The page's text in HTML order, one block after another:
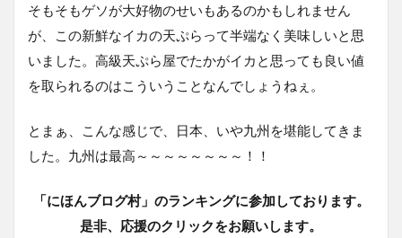
そもそもゲソが大好物のせいもあるのかもしれません
が、この新鮮なイカの天ぷらって半端なく美味しいと思
いました。高級天ぷら屋でたかがイカと思っても良い値
を取られるのはこういうことなんでしょうねぇ。
とまぁ、こんな感じで、日本、いや九州を堪能してきま
した。九州は最高～～～～～～～～！！
「にほんブログ村」のランキングに参加しております。
是非、応援のクリックをお願いします。